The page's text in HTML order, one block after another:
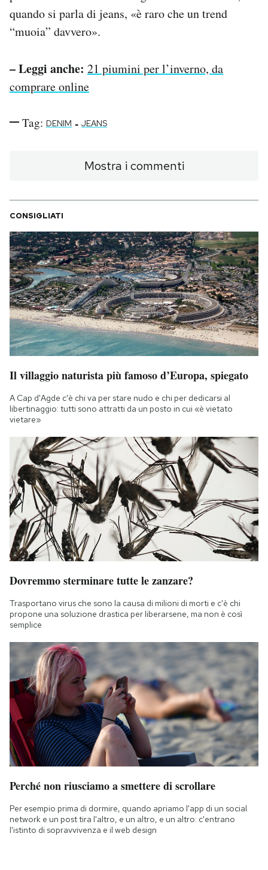
quando si parla di jeans, «è raro che un trend
“muoia” davvero».
– Leggi anche: 21 piumini per l’inverno, da
comprare online
Tag: DENIM - JEANS
Mostra i commenti
CONSIGLIATI
Il villaggio naturista più famoso d’Europa, spiegato
A Cap d'Agde c'è chi va per stare nudo e chi per dedicarsi al
libertinaggio: tutti sono attratti da un posto in cui «è vietato
vietare»
Dovremmo sterminare tutte le zanzare?
Trasportano virus che sono la causa di milioni di morti e c'è chi
propone una soluzione drastica per liberarsene, ma non è così
semplice
Perché non riusciamo a smettere di scrollare
Per esempio prima di dormire, quando apriamo l'app di un social
network e un post tira l'altro, e un altro, e un altro: c'entrano
l'istinto di sopravvivenza e il web design